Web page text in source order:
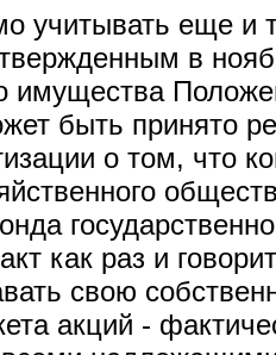
учитывать еще и
в
имущества
быть принято
о том, что
как раз и
свою
акций -